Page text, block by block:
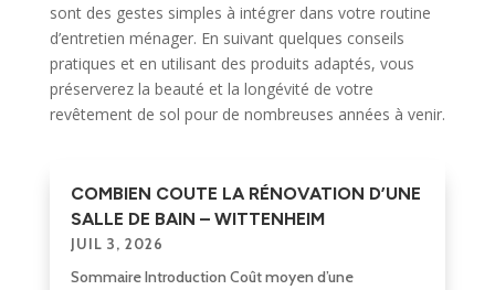
sont des gestes simples à intégrer dans votre routine
d’entretien ménager. En suivant quelques conseils
pratiques et en utilisant des produits adaptés, vous
préserverez la beauté et la longévité de votre
revêtement de sol pour de nombreuses années à venir.
COMBIEN COUTE LA RÉNOVATION D’UNE
SALLE DE BAIN – WITTENHEIM
JUIL 3, 2026
Sommaire Introduction Coût moyen d’une